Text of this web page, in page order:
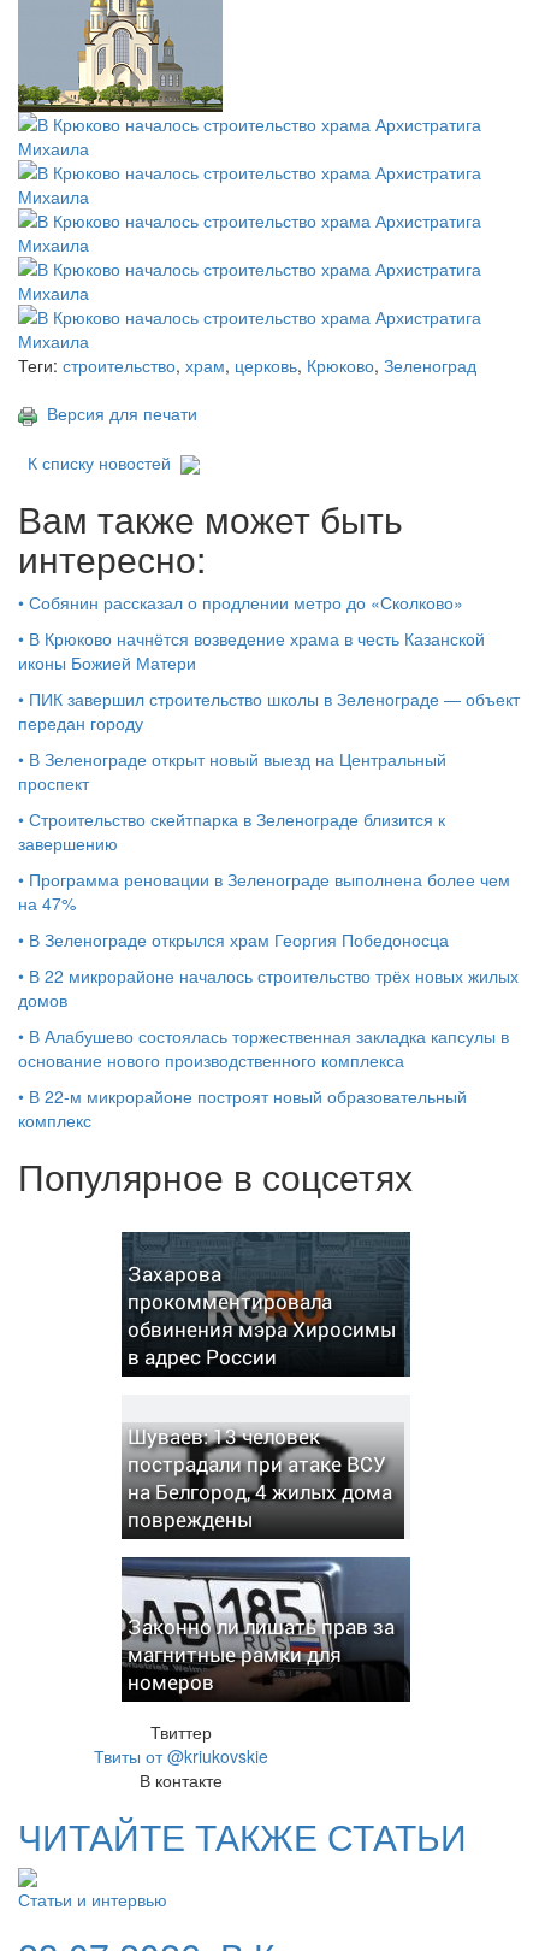
Теги: строительство, храм, церковь, Крюково, Зеленоград
Версия для печати
К списку новостей
Вам также может быть
интересно:
• Собянин рассказал о продлении метро до «Сколково»
• В Крюково начнётся возведение храма в честь Казанской
иконы Божией Матери
• ПИК завершил строительство школы в Зеленограде — объект
передан городу
• В Зеленограде открыт новый выезд на Центральный
проспект
• Строительство скейтпарка в Зеленограде близится к
завершению
• Программа реновации в Зеленограде выполнена более чем
на 47%
• В Зеленограде открылся храм Георгия Победоносца
• В 22 микрорайоне началось строительство трёх новых жилых
домов
• В Алабушево состоялась торжественная закладка капсулы в
основание нового производственного комплекса
• В 22-м микрорайоне построят новый образовательный
комплекс
Популярное в соцсетях
Захарова
прокомментировала
обвинения мэра Хиросимы
в адрес России
Шуваев: 13 человек
пострадали при атаке ВСУ
на Белгород, 4 жилых дома
повреждены
Законно ли лишать прав за
магнитные рамки для
номеров
Твиттер
Твиты от @kriukovskie
В контакте
ЧИТАЙТЕ ТАКЖЕ СТАТЬИ
Статьи и интервью